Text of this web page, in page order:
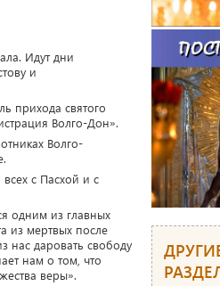
Идут дни
и
прихода святого
Волго-Дон».
Волго-
с Пасхой и с
одним из главных
из мертвых после
нас даровать свободу
нам о том, что
веры».